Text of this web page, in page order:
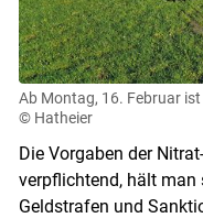
Ab Montag, 16. Februar
© Hatheier
Die Vorgaben der
verpflichtend, hält man
Geldstrafen und